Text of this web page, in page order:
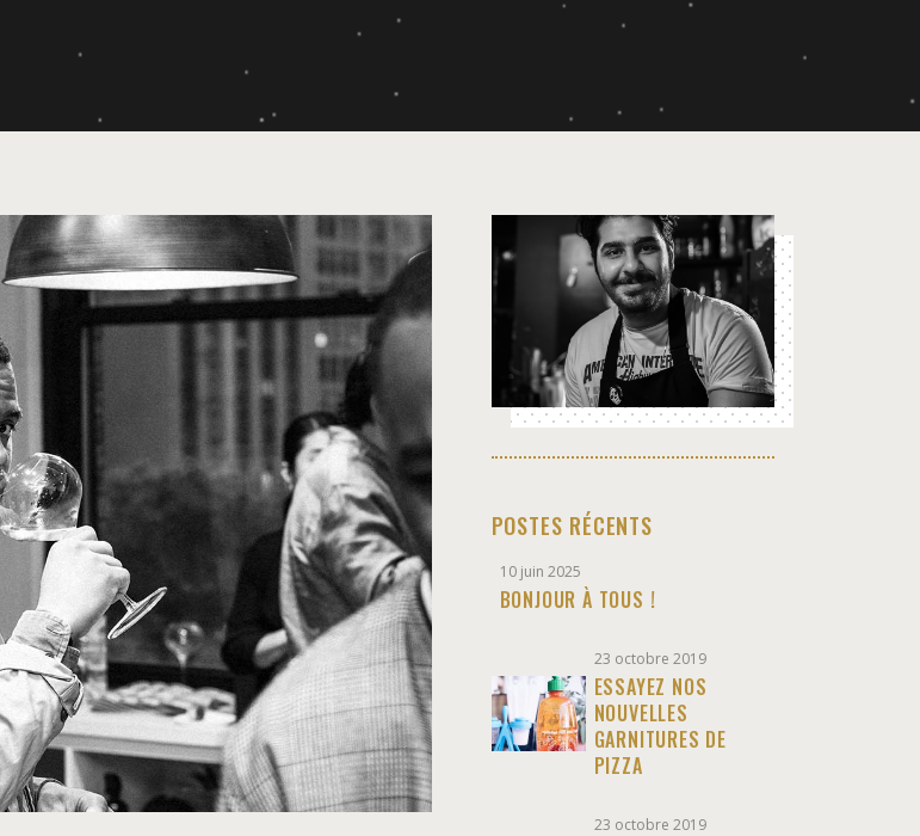
POSTES RÉCENTS
10 juin 2025
BONJOUR À TOUS !
23 octobre 2019
ESSAYEZ NOS
NOUVELLES
GARNITURES DE
PIZZA
23 octobre 2019